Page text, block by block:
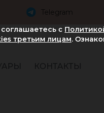
Telegram
КОНТАКТЫ
с
третьим лицам.